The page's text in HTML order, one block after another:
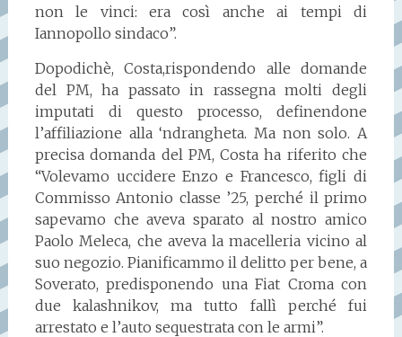
non le vinci: era così anche ai tempi di
Iannopollo sindaco”.
Dopodichè, Costa,rispondendo alle domande
del PM, ha passato in rassegna molti degli
imputati di questo processo, definendone
l’affiliazione alla ‘ndrangheta. Ma non solo. A
precisa domanda del PM, Costa ha riferito che
“Volevamo uccidere Enzo e Francesco, figli di
Commisso Antonio classe ’25, perché il primo
sapevamo che aveva sparato al nostro amico
Paolo Meleca, che aveva la macelleria vicino al
suo negozio. Pianificammo il delitto per bene, a
Soverato, predisponendo una Fiat Croma con
due kalashnikov, ma tutto fallì perché fui
arrestato e l’auto sequestrata con le armi”.